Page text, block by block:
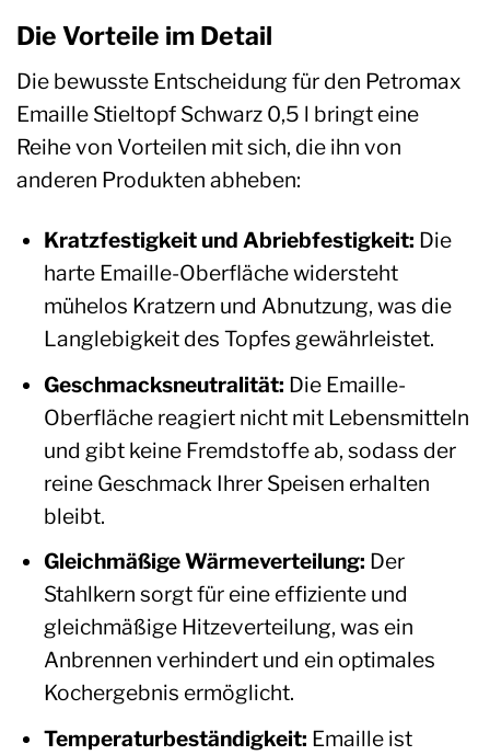
Die Vorteile im Detail
Die bewusste Entscheidung für den Petromax
Emaille Stieltopf Schwarz 0,5 l bringt eine
Reihe von Vorteilen mit sich, die ihn von
anderen Produkten abheben:
Kratzfestigkeit und Abriebfestigkeit: Die
harte Emaille-Oberfläche widersteht
mühelos Kratzern und Abnutzung, was die
Langlebigkeit des Topfes gewährleistet.
Geschmacksneutralität: Die Emaille-
Oberfläche reagiert nicht mit Lebensmitteln
und gibt keine Fremdstoffe ab, sodass der
reine Geschmack Ihrer Speisen erhalten
bleibt.
Gleichmäßige Wärmeverteilung: Der
Stahlkern sorgt für eine effiziente und
gleichmäßige Hitzeverteilung, was ein
Anbrennen verhindert und ein optimales
Kochergebnis ermöglicht.
Temperaturbeständigkeit: Emaille ist